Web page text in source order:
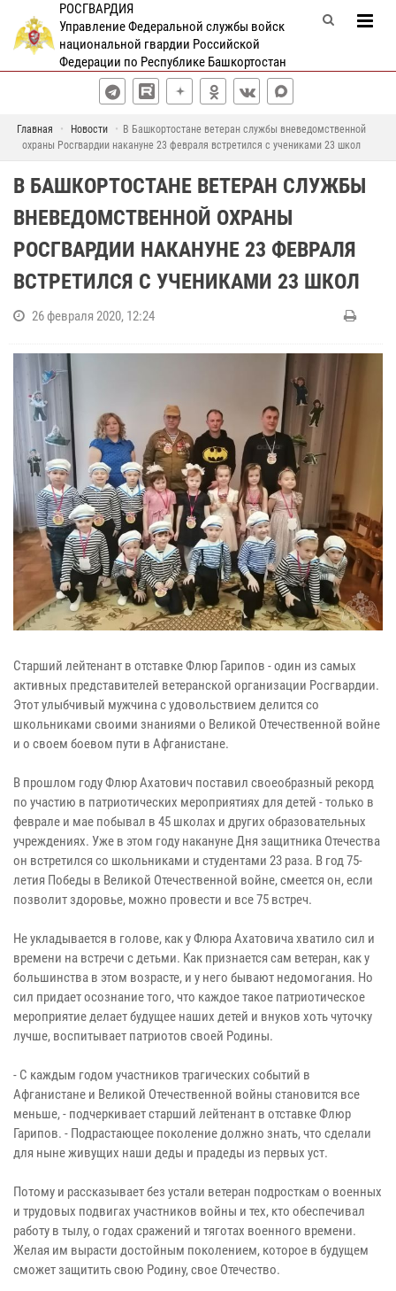
РОСГВАРДИЯ
Управление Федеральной службы войск
национальной гвардии Российской
Федерации по Республике Башкортостан
Главная Новости
В Башкортостане ветеран службы вневедомственной
охраны Росгвардии накануне 23 февраля встретился с учениками 23 школ
В БАШКОРТОСТАНЕ ВЕТЕРАН СЛУЖБЫ
ВНЕВЕДОМСТВЕННОЙ ОХРАНЫ
РОСГВАРДИИ НАКАНУНЕ 23 ФЕВРАЛЯ
ВСТРЕТИЛСЯ С УЧЕНИКАМИ 23 ШКОЛ
26 февраля 2020, 12:24
Старший лейтенант в отставке Флюр Гарипов - один из самых
активных представителей ветеранской организации Росгвардии.
Этот улыбчивый мужчина с удовольствием делится со
школьниками своими знаниями о Великой Отечественной войне
и о своем боевом пути в Афганистане.
В прошлом году Флюр Ахатович поставил своеобразный рекорд
по участию в патриотических мероприятиях для детей - только в
феврале и мае побывал в 45 школах и других образовательных
учреждениях. Уже в этом году накануне Дня защитника Отечества
он встретился со школьниками и студентами 23 раза. В год 75-
летия Победы в Великой Отечественной войне, смеется он, если
позволит здоровье, можно провести и все 75 встреч.
Не укладывается в голове, как у Флюра Ахатовича хватило сил и
времени на встречи с детьми. Как признается сам ветеран, как у
большинства в этом возрасте, и у него бывают недомогания. Но
сил придает осознание того, что каждое такое патриотическое
мероприятие делает будущее наших детей и внуков хоть чуточку
лучше, воспитывает патриотов своей Родины.
- С каждым годом участников трагических событий в
Афганистане и Великой Отечественной войны становится все
меньше, - подчеркивает старший лейтенант в отставке Флюр
Гарипов. - Подрастающее поколение должно знать, что сделали
для ныне живущих наши деды и прадеды из первых уст.
Потому и рассказывает без устали ветеран подросткам о военных
и трудовых подвигах участников войны и тех, кто обеспечивал
работу в тылу, о годах сражений и тяготах военного времени.
Желая им вырасти достойным поколением, которое в будущем
сможет защитить свою Родину, свое Отечество.